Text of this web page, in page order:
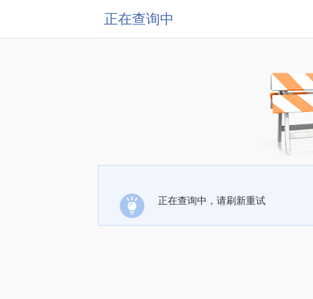
正在查询中
正在查询中，请刷新重试